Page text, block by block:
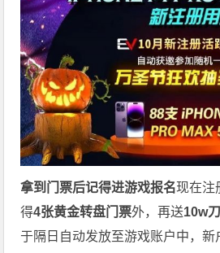
拿到门票后记得进游戏报名现在注
得4张黄金转盘门票外，再送10w
于隔日自动发放至游戏账户中，新